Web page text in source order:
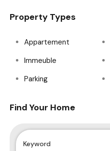
Property Types
Appartement
Immeuble
Parking
Find Your Home